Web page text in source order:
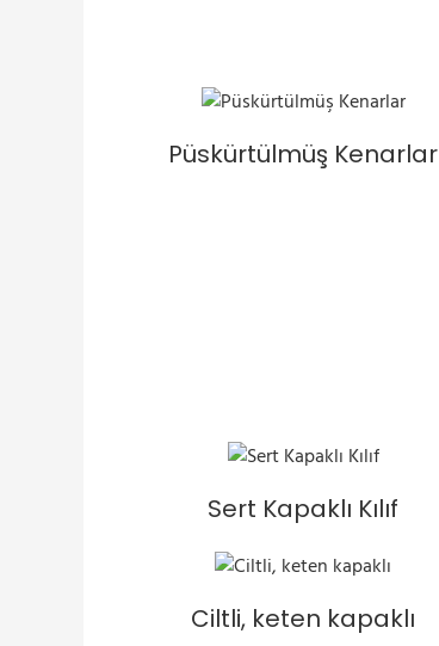
Püskürtülmüş Kenarlar
Sert Kapaklı Kılıf
Ciltli, keten kapaklı